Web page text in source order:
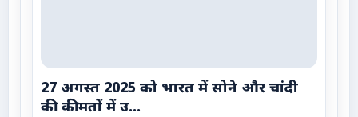
27 अगस्त 2025 को भारत में सोने और चांदी
की कीमतों में उ...